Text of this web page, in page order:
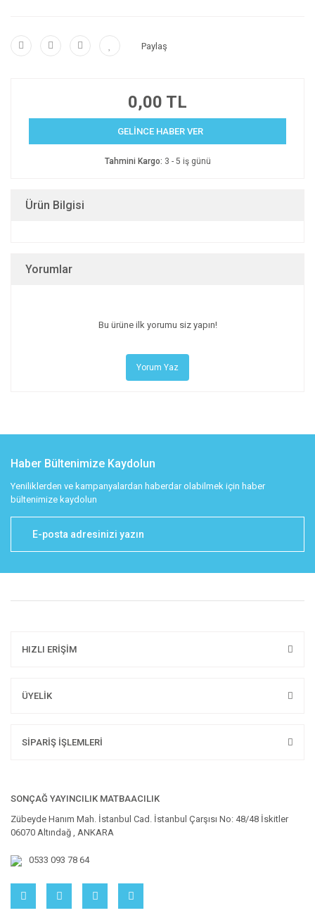
Paylaş
0,00 TL
GELİNCE HABER VER
Tahmini Kargo: 3 - 5 iş günü
Ürün Bilgisi
Yorumlar
Bu ürüne ilk yorumu siz yapın!
Yorum Yaz
Haber Bültenimize Kaydolun
Yeniliklerden ve kampanyalardan haberdar olabilmek için haber
bültenimize kaydolun
HIZLI ERİŞİM
ÜYELİK
SİPARİŞ İŞLEMLERİ
SONÇAĞ YAYINCILIK MATBAACILIK
Zübeyde Hanım Mah. İstanbul Cad. İstanbul Çarşısı No: 48/48 İskitler
06070 Altındağ , ANKARA
0533 093 78 64